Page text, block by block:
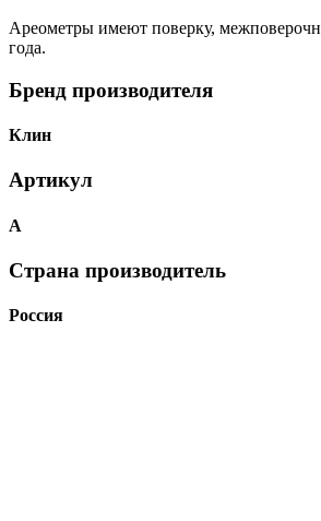
Ареометры имеют поверку,
года.
Бренд производителя
Клин
Артикул
А
Страна производитель
Россия